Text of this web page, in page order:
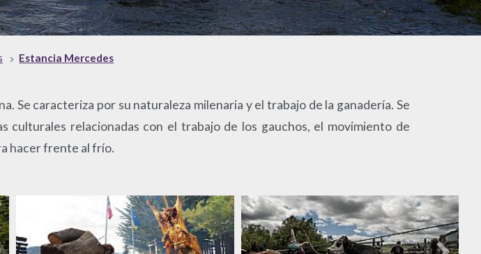
Estancia Mercedes
Se caracteriza por su naturaleza milenaria y el trabajo de la ganadería. Se
culturales relacionadas con el trabajo de los gauchos, el movimiento de
hacer frente al frío.